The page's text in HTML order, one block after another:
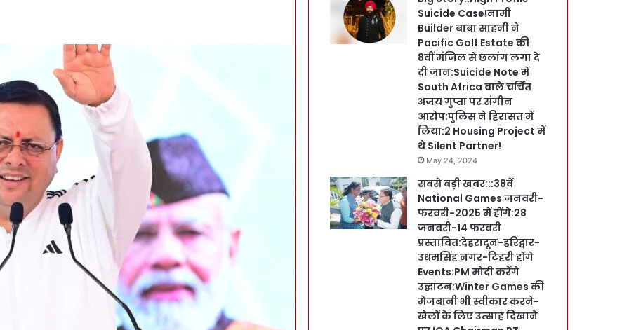
Suicide Case!नामी
Builder बाबा साहनी ने
Pacific Golf Estate की
8वीं मंजिल से छलांग लगा दे
दी जान:Suicide Note में
South Africa वाले चर्चित
अजय गुप्ता पर संगीन
आरोप:पुलिस ने हिरासत में
लिया:2 Housing Project में
थे Silent Partner!
May 24, 2024
सबसे बड़ी खबर:::38वें
National Games जनवरी-
फरवरी-2025 में होंगे:28
जनवरी-14 फरवरी
प्रस्तावित:देहरादून-हरिद्वार-
उधमसिंह नगर-टिहरी होंगे
Events:PM मोदी करेंगे
उद्घाटन:Winter Games की
मेजबानी भी स्वीकार करने-
खेलों के लिए उत्साह दिखाने